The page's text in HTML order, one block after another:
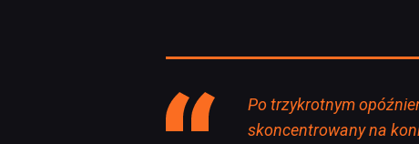
Po trzykrotnym
skoncentrowany na